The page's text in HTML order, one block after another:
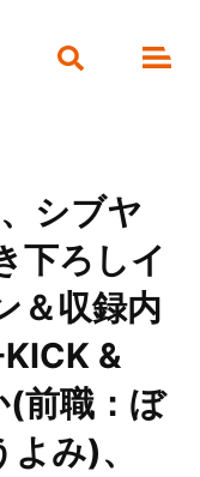
シブヤ
下ろしイ
＆収録内
&
前職：ぼ
み)、